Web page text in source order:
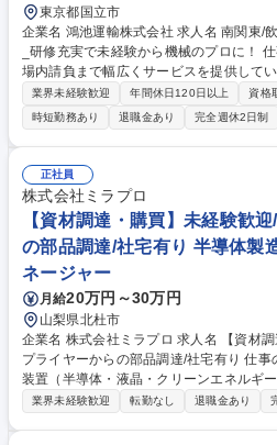
東京都国立市
企業名 鴻池運輸株式会社 求人名 南関東/飲料倉庫の機械設備メンテナンス
_研修充実で未経験から機械のプロに！ 仕事の内容 ■物流から製造現場の
場内請負まで幅広くサービスを提供して
造ラインや自動倉庫の設備をメンテナンスするお
務内容】 ■管轄営業所や得意先へ出張し
を行います。現場に伺い、各営業所のメ
メンテナンスを行い、各拠点の設備が滞
ます。 ※建設に該当する業務は行いませ
野、山梨、神奈川、栃木、山形他 ■閑散
クリフト作業等を行います。 募集職種 南関東/飲料倉庫の機械設備メンテ
ナンス_研修充実で未経験から機械のプロ
業界未経験歓迎 年間休日120日以上 資格
時短勤務あり
退職金あり 完全週休2日制
正社員
株式会社ミラプロ
【資材調達・購買】未経験歓
の部品調達/社宅有り 半導体製
ネージャー
月給20万円～30万円
山梨県北杜市
企業名 株式会社ミラプロ 求人名 【資材調達・購買】未経験歓迎／国内サ
プライヤーからの部品調達/社宅有り 仕事の内容 自社で製造する大型成膜
装置（半導体・液晶・クリーンエネルギ
材の調達・購買業務をお任せします。 ■国内サプライヤーからの部品調達
業界未経験歓迎 転勤なし 退職金あり